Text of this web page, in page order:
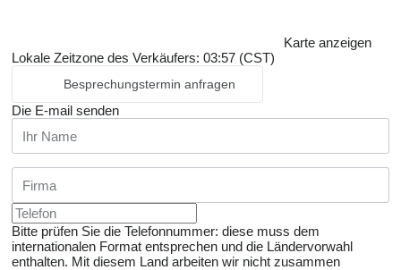
Karte anzeigen
Lokale Zeitzone des Verkäufers: 03:57 (CST)
Besprechungstermin anfragen
Die E-mail senden
Bitte prüfen Sie die Telefonnummer: diese muss dem
internationalen Format entsprechen und die Ländervorwahl
enthalten. Mit diesem Land arbeiten wir nicht zusammen